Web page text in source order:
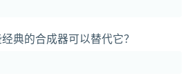
典的合成器可以替代它？